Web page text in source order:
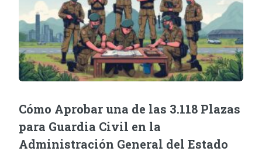
Cómo Aprobar una de las 3.118 Plazas
para Guardia Civil en la
Administración General del Estado